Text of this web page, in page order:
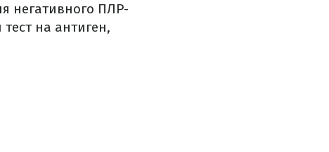
негативного ПЛР-
на антиген,